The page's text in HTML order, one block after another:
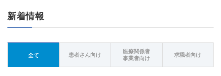
新着情報
全て 患者さん向け
医療関係者
事業者向け
求職者向け